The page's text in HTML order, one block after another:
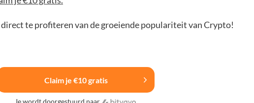
direct te profiteren van de groeiende populariteit van Crypto!
Claim je €10 gratis